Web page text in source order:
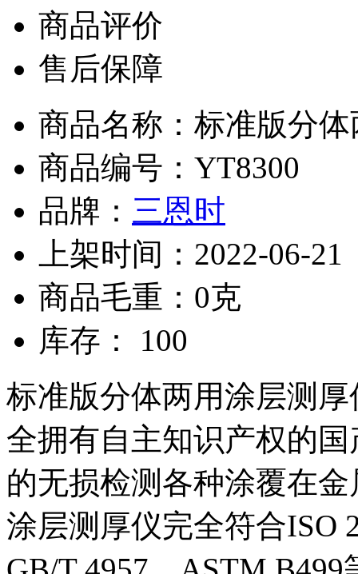
商品评价
售后保障
商品名称：标准版分
商品编号：YT8300
品牌： 三恩时
上架时间：2022-06-21
商品毛重：0克
库存： 100
标准版分体两用涂层测
全拥有自主知识产权的
的无损检测各种涂覆在
涂层测厚仪完全符合ISO